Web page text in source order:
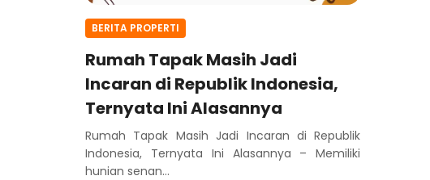
BERITA PROPERTI
Rumah Tapak Masih Jadi
Incaran di Republik Indonesia,
Ternyata Ini Alasannya
Rumah Tapak Masih Jadi Incaran di Republik
Indonesia, Ternyata Ini Alasannya – Memiliki
hunian senan...